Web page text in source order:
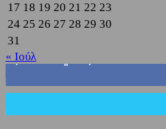
17 18 19 20 21 22 23
24 25 26 27 28 29 30
31
« Ιούλ
3,822